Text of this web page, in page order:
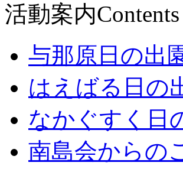
活動案内Contents
与那原日の出
はえばる日の
なかぐすく日
南島会からの